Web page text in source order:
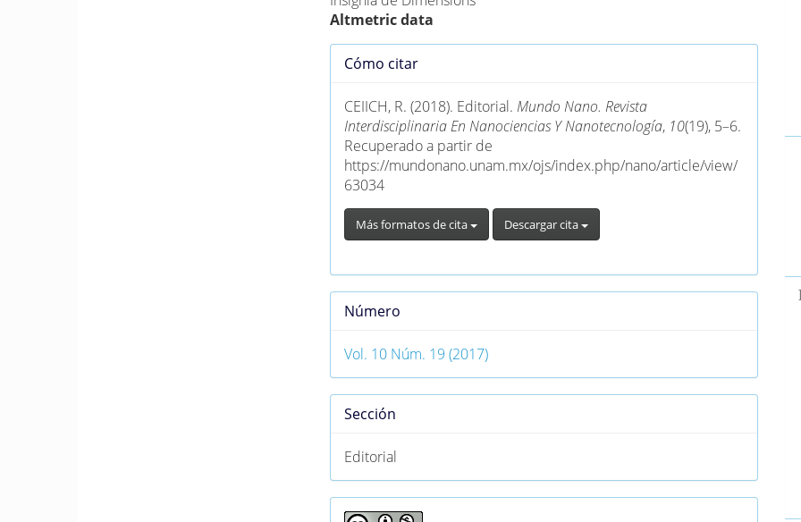
Altmetric data
Detalles
artículo
Cómo citar
CEIICH, R. (2018). Editorial. Mundo Nano. Revista
Interdisciplinaria En Nanociencias Y Nanotecnología, 10(19), 5–6.
Recuperado a partir de
https://mundonano.unam.mx/ojs/index.php/nano/article/view/
63034
Más formatos de cita Descargar cita
Número
Vol. 10 Núm. 19 (2017)
Sección
Editorial